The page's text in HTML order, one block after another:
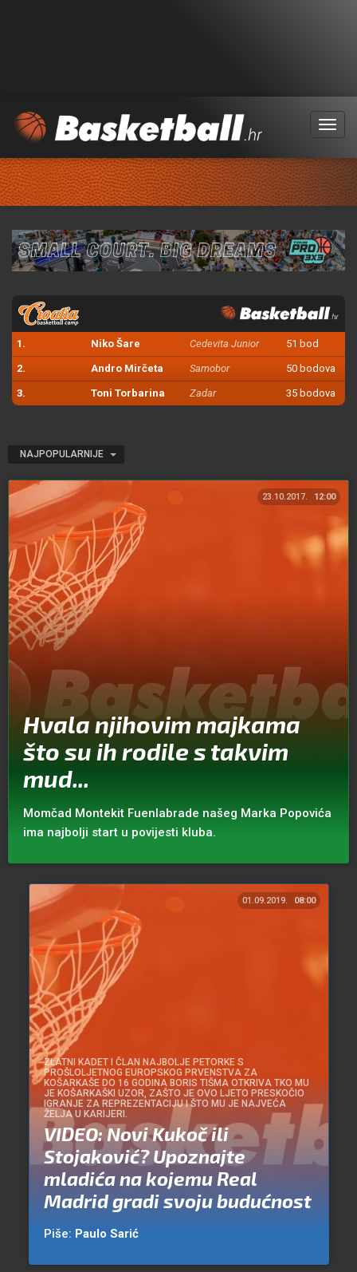
Menu
1. Niko Šare Cedevita Junior 51 bod
2. Andro Mirčeta Samobor 50 bodova
3. Toni Torbarina Zadar 35 bodova
NAJPOPULARNIJE
23.10.2017. 12:00
Hvala njihovim majkama
što su ih rodile s takvim
mud...
Momčad Montekit Fuenlabrade našeg Marka Popovića
ima najbolji start u povijesti kluba.
01.09.2019. 08:00
ZLATNI KADET I ČLAN NAJBOLJE PETORKE S
PROŠLOLJETNOG EUROPSKOG PRVENSTVA ZA
KOŠARKAŠE DO 16 GODINA BORIS TIŠMA OTKRIVA TKO MU
JE KOŠARKAŠKI UZOR, ZAŠTO JE OVO LJETO PRESKOČIO
IGRANJE ZA REPREZENTACIJU I ŠTO MU JE NAJVEĆA
ŽELJA U KARIJERI.
VIDEO: Novi Kukoč ili
Stojaković? Upoznajte
mladića na kojemu Real
Madrid gradi svoju budućnost
Piše: Paulo Sarić